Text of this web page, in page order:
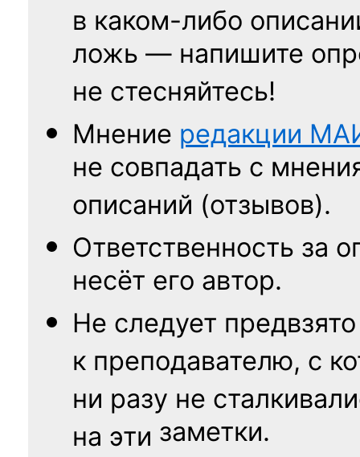
в каком-либо
ложь — напишите
не стесняйтесь!
Мнение редакции
не совпадать с
описаний (отзывов).
Ответственность за
несёт его автор.
Не следует
к преподавателю, с
ни разу не
на эти заметки.